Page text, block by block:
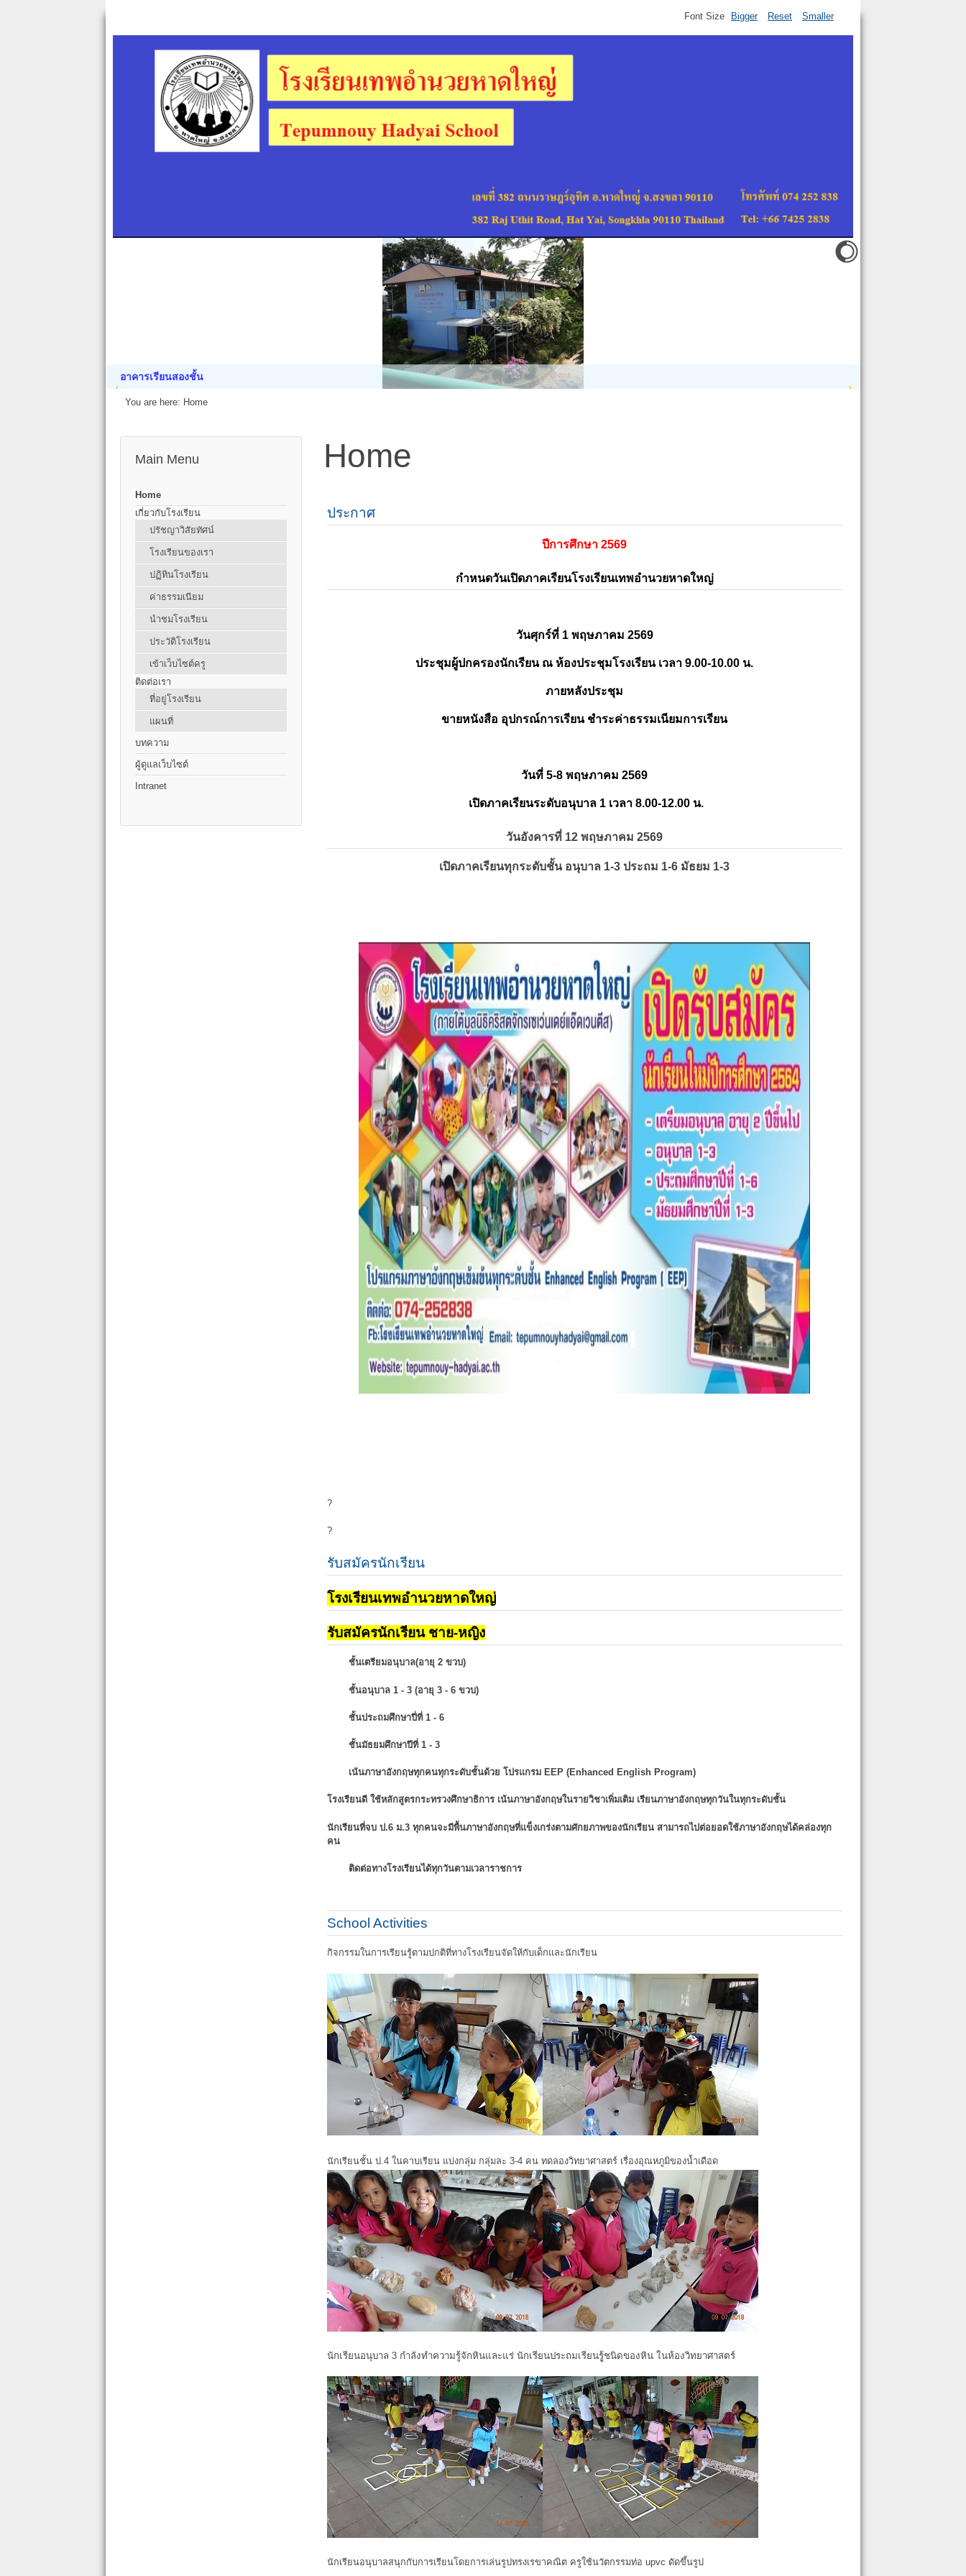
อาคารเรียนสองชั้น
Font Size Bigger Reset Smaller
You are here: Home
Main Menu
Home
เกี่ยวกับโรงเรียน
ปรัชญาวิสัยทัศน์
โรงเรียนของเรา
ปฏิทินโรงเรียน
ค่าธรรมเนียม
นำชมโรงเรียน
ประวัติโรงเรียน
เข้าเว็บไซต์ครู
ติดต่อเรา
ที่อยู่โรงเรียน
แผนที่
บทความ
ผู้ดูแลเว็บไซต์
Intranet
Home
ประกาศ
ปีการศึกษา 2569
กำหนดวันเปิดภาคเรียนโรงเรียนเทพอำนวยหาดใหญ่
วันศุกร์ที่ 1 พฤษภาคม 2569
ประชุมผู้ปกครองนักเรียน ณ ห้องประชุมโรงเรียน เวลา 9.00-10.00 น.
ภายหลังประชุม
ขายหนังสือ อุปกรณ์การเรียน ชำระค่าธรรมเนียมการเรียน
วันที่ 5-8 พฤษภาคม 2569
เปิดภาคเรียนระดับอนุบาล 1 เวลา 8.00-12.00 น.
วันอังคารที่ 12 พฤษภาคม 2569
เปิดภาคเรียนทุกระดับชั้น อนุบาล 1-3 ประถม 1-6 มัธยม 1-3
?
?
รับสมัครนักเรียน
โรงเรียนเทพอำนวยหาดใหญ่
รับสมัครนักเรียน ชาย-หญิง
ชั้นเตรียมอนุบาล(อายุ 2 ขวบ)
ชั้นอนุบาล 1 - 3 (อายุ 3 - 6 ขวบ)
ชั้นประถมศึกษาปี่ที่ 1 - 6
ชั้นมัธยมศึกษาปีที่ 1 - 3
เน้นภาษาอังกฤษทุกคนทุกระดับชั้นด้วย โปรแกรม EEP (Enhanced English Program)
โรงเรียนดี ใช้หลักสูตรกระทรวงศึกษาธิการ เน้นภาษาอังกฤษในรายวิชาเพิ่มเติม เรียนภาษาอังกฤษทุกวันในทุกระดับชั้น
นักเรียนที่จบ ป.6 ม.3 ทุกคนจะมีพื้นภาษาอังกฤษที่แข็งเกร่งตามศักยภาพของนักเรียน สามารถไปต่อยอดใช้ภาษาอังกฤษได้คล่องทุก
คน
ติดต่อทางโรงเรียนได้ทุกวันตามเวลาราชการ
School Activities
กิจกรรมในการเรียนรู้ตามปกติที่ทางโรงเรียนจัดให้กับเด็กและนักเรียน
นักเรียนชั้น ป.4 ในคาบเรียน แบ่งกลุ่ม กลุ่มละ 3-4 คน ทดลองวิทยาศาสตร์ เรื่องอุณหภูมิของน้ำเดือด
นักเรียนอนุบาล 3 กำลังทำความรู้จักหินและแร่ นักเรียนประถมเรียนรูู้ชนิดของหิน ในห้องวิทยาศาสตร์
นักเรียนอนุบาลสนุกกับการเรียนโดยการเล่นรูปทรงเรขาคณิต ครูใช้นวัตกรรมท่อ upvc ดัดขึ้นรูป